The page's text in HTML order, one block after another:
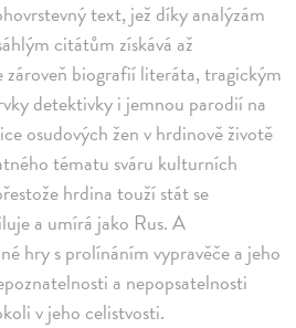
text, jež díky analýzám
citátům získává až
biografií literáta, tragickým
detektivky i jemnou parodií na
osudových žen v hrdinově životě
tématu sváru kulturních
hrdina touží stát se
a umírá jako Rus. A
hry s prolínáním vypravěče a jeho
a nepopsatelnosti
v jeho celistvosti.